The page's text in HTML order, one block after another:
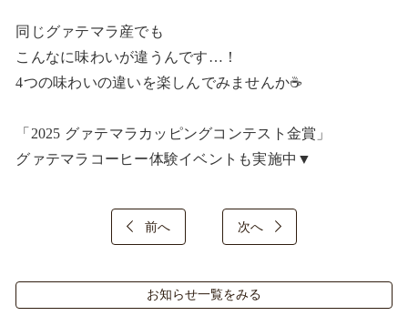
同じグァテマラ産でも
こんなに味わいが違うんです…！
4つの味わいの違いを楽しんでみませんか☕
「2025 グァテマラカッピングコンテスト金賞」
グァテマラコーヒー体験イベントも実施中▼
前へ 次へ
お知らせ一覧をみる